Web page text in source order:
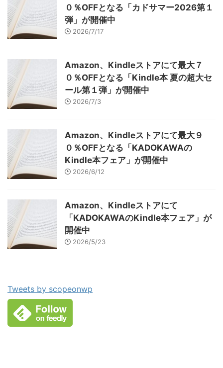
０％OFFとなる「カドサマー2026第１
弾」が開催中
2026/7/17
Amazon、Kindleストアにて最大７
０％OFFとなる「Kindle本 夏の超大セ
ール第１弾」が開催中
2026/7/3
Amazon、Kindleストアにて最大９
０％OFFとなる「KADOKAWAの
Kindle本フェア」が開催中
2026/6/12
Amazon、Kindleストアにて
「KADOKAWAのKindle本フェア」が
開催中
2026/5/23
Tweets by scopeonwp